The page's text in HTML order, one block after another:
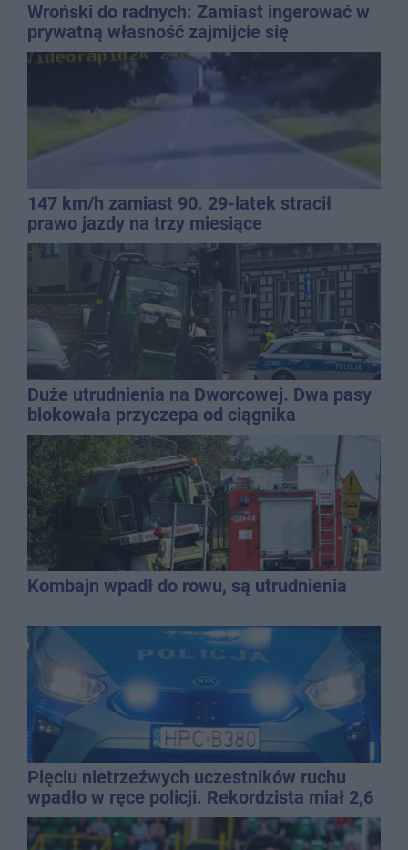
Wroński do radnych: Zamiast ingerować w
prywatną własność zajmijcie się
gospodarką
147 km/h zamiast 90. 29-latek stracił
prawo jazdy na trzy miesiące
Duże utrudnienia na Dworcowej. Dwa pasy
blokowała przyczepa od ciągnika
Kombajn wpadł do rowu, są utrudnienia
Pięciu nietrzeźwych uczestników ruchu
wpadło w ręce policji. Rekordzista miał 2,6
promila